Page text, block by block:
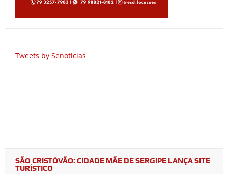
Tweets by Senoticias
SÃO CRISTÓVÃO: CIDADE MÃE DE SERGIPE LANÇA SITE
TURÍSTICO